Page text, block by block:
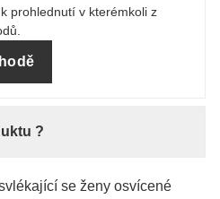
prohlednutí v kterémkoli z
?
se ženy osvícené